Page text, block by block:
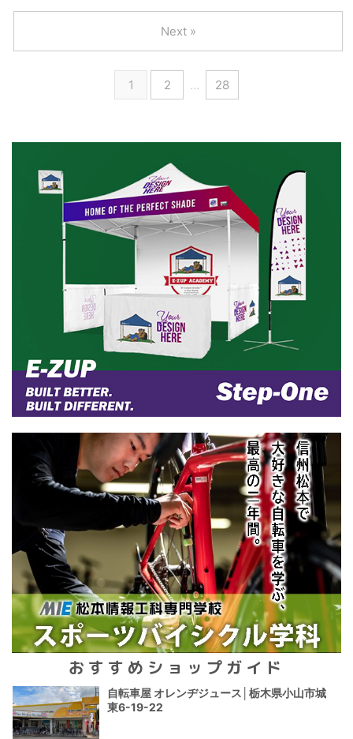
ゾートの雰囲気は一 ...
がフルモデルチェンジ。 より確実で
「R4000シリーズ」へと進化を遂げ
ーザーにハイコストパフォーマンス
ードパフォーマンスを提供する。 核
となるのは、様々な手の大きさのラ
イダーでも扱いやすいレバー形状を
目指し、エルゴ ...
輝かしい成績を残してきた末政実緒
選手が、2026年5月1日〜3日に韓国
ワールドカップ）」に参戦する。 3
して大きな挑戦となる。 以下、末政
怪我を「プラス」に変えるための挑
戦 3年前、トレーニング中の怪我に
より「肩関節脱 ...
1 2 … 28
Next »
おすすめショップガイド
自転車屋 オレンヂジュース│栃木県小山市城
東6-19-22